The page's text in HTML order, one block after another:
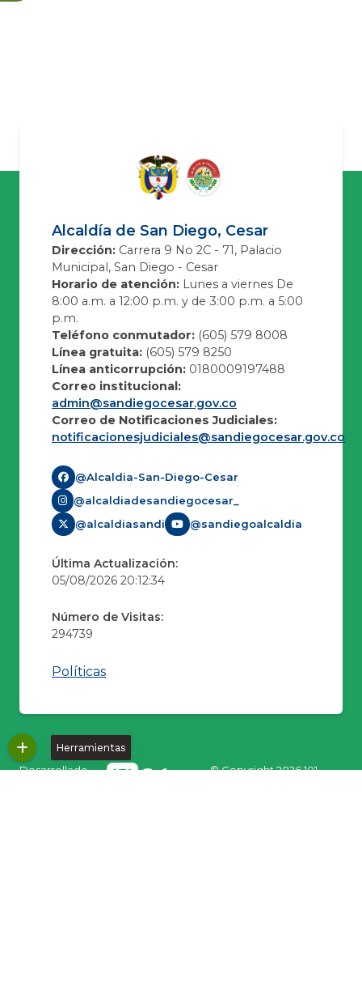
Alcaldía de San Diego, Cesar
Dirección: Carrera 9 No 2C - 71, Palacio
Municipal, San Diego - Cesar
Horario de atención: Lunes a viernes De
8:00 a.m. a 12:00 p.m. y de 3:00 p.m. a 5:00
p.m.
Teléfono conmutador: (605) 579 8008
Línea gratuita: (605) 579 8250
Línea anticorrupción: 0180009197488
Correo institucional:
admin@sandiegocesar.gov.co
Correo de Notificaciones Judiciales:
notificacionesjudiciales@sandiegocesar.gov.co
@Alcaldia-San-Diego-Cesar
@alcaldiadesandiegocesar_
@alcaldiasandi
@sandiegoalcaldia
Última Actualización:
05/08/2026 20:12:34
Número de Visitas:
294739
Políticas
Desarrollado
© Copyright2026 101
Herramientas